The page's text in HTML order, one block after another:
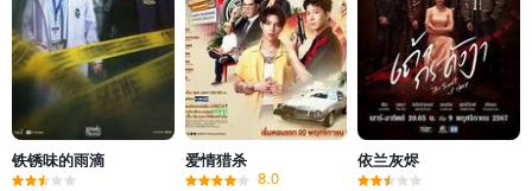
铁锈味的雨滴 爱情猎杀
8.0
依兰灰烬